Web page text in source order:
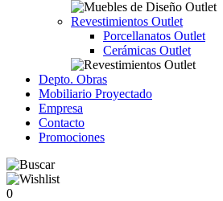
Revestimientos Outlet
Porcellanatos Outlet
Cerámicas Outlet
Depto. Obras
Mobiliario Proyectado
Empresa
Contacto
Promociones
0